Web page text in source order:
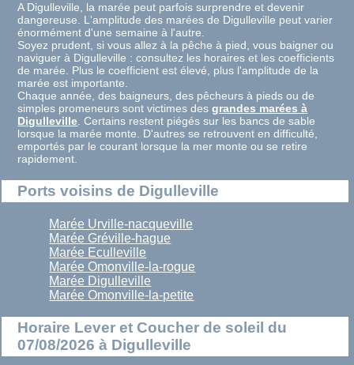
A Digulleville, la marée peut parfois surprendre et devenir
dangereuse. L'amplitude des marées de Digulleville peut varier
énormément d'une semaine à l'autre.
Soyez prudent, si vous allez à la pêche à pied, vous baigner ou
naviguer à Digulleville : consultez les horaires et les coefficients
de marée. Plus le coefficient est élevé, plus l'amplitude de la
marée est importante.
Chaque année, des baigneurs, des pêcheurs à pieds ou de
simples promeneurs sont victimes desgrandes marées à
Digulleville. Certains restent piégés sur les bancs de sable
lorsque la marée monte. D'autres se retrouvent en difficulté,
emportés par le courant lorsque la mer monte ou se retire
rapidement.
Ports voisins de Digulleville
Marée Urville-nacqueville
Marée Gréville-hague
Marée Eculleville
Marée Omonville-la-rogue
Marée Digulleville
Marée Omonville-la-petite
Horaire Lever et Coucher de soleil du
07/08/2026 à Digulleville